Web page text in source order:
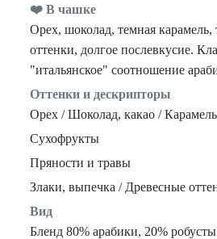
❤️ В чашке
Орех, шоколад, темная
оттенки, долгое послевкусие.
"итальянское" соотношение
Оттенки и дескрипторы
Орех / Шоколад, какао / Карамель
Сухофрукты
Пряности и травы
Злаки, выпечка / Древесные
Вид
Бленд 80% арабики, 20% робусты